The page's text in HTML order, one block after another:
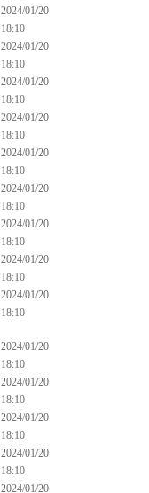
2024/01/20
18:10
2024/01/20
18:10
2024/01/20
18:10
2024/01/20
18:10
2024/01/20
18:10
2024/01/20
18:10
2024/01/20
18:10
2024/01/20
18:10
2024/01/20
18:10
2024/01/20
18:10
2024/01/20
18:10
2024/01/20
18:10
2024/01/20
18:10
2024/01/20